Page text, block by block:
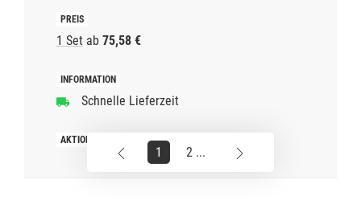
1 Set ab 75,58 €
Schnelle Lieferzeit
1 2 ...